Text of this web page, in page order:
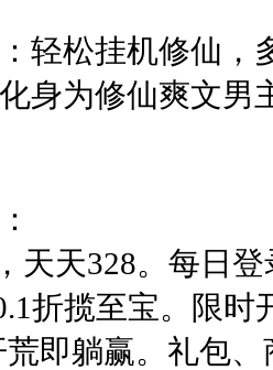
：轻松挂机修仙
身为修仙爽文男
天天328。每日
折揽至宝。限时
荒即躺赢。礼包